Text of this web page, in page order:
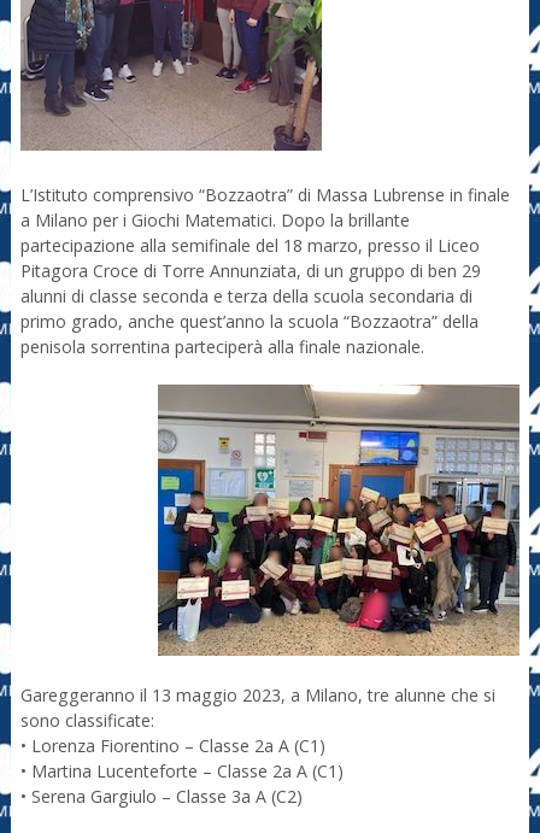
L’Istituto comprensivo “Bozzaotra” di Massa Lubrense in finale
a Milano per i Giochi Matematici. Dopo la brillante
partecipazione alla semifinale del 18 marzo, presso il Liceo
Pitagora Croce di Torre Annunziata, di un gruppo di ben 29
alunni di classe seconda e terza della scuola secondaria di
primo grado, anche quest’anno la scuola “Bozzaotra” della
penisola sorrentina parteciperà alla finale nazionale.
Gareggeranno il 13 maggio 2023, a Milano, tre alunne che si
sono classificate:
• Lorenza Fiorentino – Classe 2a A (C1)
• Martina Lucenteforte – Classe 2a A (C1)
• Serena Gargiulo – Classe 3a A (C2)